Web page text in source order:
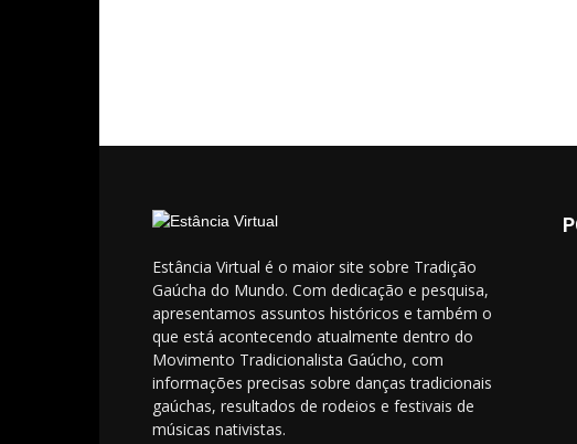
Estância Virtual é o maior site sobre Tradição
Gaúcha do Mundo. Com dedicação e pesquisa,
apresentamos assuntos históricos e também o
que está acontecendo atualmente dentro do
Movimento Tradicionalista Gaúcho, com
informações precisas sobre danças tradicionais
gaúchas, resultados de rodeios e festivais de
músicas nativistas.